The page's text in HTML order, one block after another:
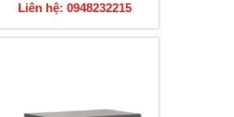
Liên hệ: 0948232215